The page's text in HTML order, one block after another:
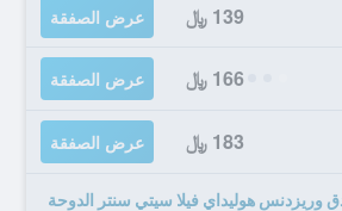
139 ﷼ عرض الصفقة
166 ﷼ عرض الصفقة
183 ﷼ عرض الصفقة